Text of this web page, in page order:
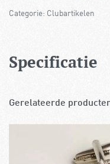
Categorie: Clubartikelen
Specificatie
Gerelateerde